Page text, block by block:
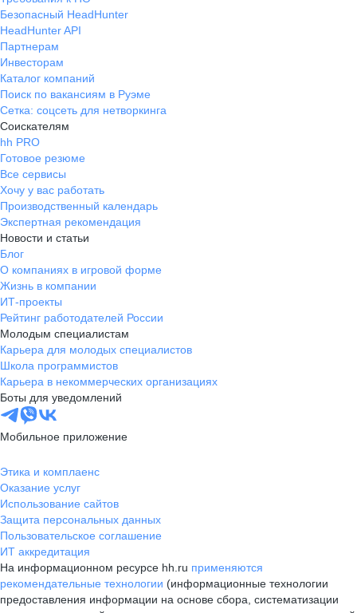
Безопасный HeadHunter
HeadHunter API
Партнерам
Инвесторам
Каталог компаний
Поиск по вакансиям в Руэме
Сетка: соцсеть для нетворкинга
Соискателям
hh PRO
Готовое резюме
Все сервисы
Хочу у вас работать
Производственный календарь
Экспертная рекомендация
Новости и статьи
Блог
О компаниях в игровой форме
Жизнь в компании
ИТ-проекты
Рейтинг работодателей России
Молодым специалистам
Карьера для молодых специалистов
Школа программистов
Карьера в некоммерческих организациях
Боты для уведомлений
Мобильное приложение
Этика и комплаенс
Оказание услуг
Использование сайтов
Защита персональных данных
Пользовательское соглашение
ИТ аккредитация
На информационном ресурсе hh.ru применяются
рекомендательные технологии (информационные технологии
предоставления информации на основе сбора, систематизации